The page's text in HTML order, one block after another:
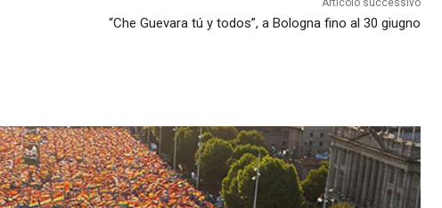
Articolo successivo
“Che Guevara tú y todos”, a Bologna fino al 30 giugno